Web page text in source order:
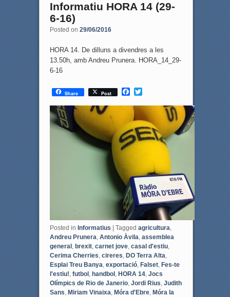
Informatiu HORA 14 (29-
6-16)
Posted on 29/06/2016
HORA 14. De dilluns a divendres a les
13.50h, amb Andreu Prunera. HORA_14_29-
6-16
Share Post
F
c
e
b
o
o
k
T
i
t
t
e
r
Posted in Informatius | Tagged agricultura
Andreu Prunera Antonio Àvila assemblea
general, brexit, carnet jove, casal d'estiu,
Cerima Cherries cireres DO Terra Alta
Esplai Treu Banya exportació, Falset, Fes-te
l'estiu! futbol, handbol, HORA 14, Jocs
Olímpics de Rio de Janerio, Jordi Rius Judith
Sans Miriam Vinaixa Móra d'Ebre, Móra la